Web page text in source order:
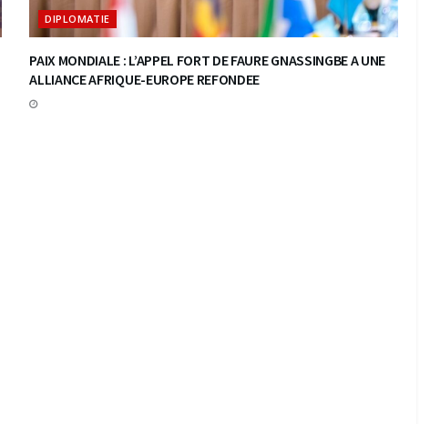
DIPLOMATIE
PAIX MONDIALE : L’APPEL FORT DE FAURE GNASSINGBE A UNE
ALLIANCE AFRIQUE-EUROPE REFONDEE